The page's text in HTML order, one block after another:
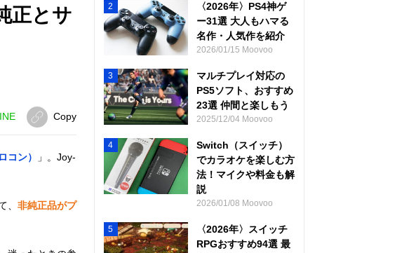
正とサ
Copy
ン）
」。Joy-
、 非純正品がプ
2
〈2026年〉PS4神ゲ
ー31選 大人もハマる
名作・人気作を紹介
2026/01/15 Moovoo
3
マルチプレイ対応の
PS5ソフト、おすすめ
23選 仲間と楽しもう
2025/12/04 Moovoo
4
Switch（スイッチ）
でカラオケを楽しむ方
法！マイクや料金も解
説
2026/01/08 Moovoo
5
〈2026年〉スイッチ
RPGおすすめ94選 最